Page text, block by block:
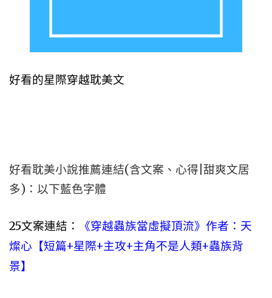
好看的星際穿越耽美文
好看耽美小說推薦連結(含文案、心得|甜爽文居
多)：以下藍色字體
25文案連結：
《穿越蟲族當虛擬頂流》作者：天
燦心【短篇+星際+主攻+主角不是人類+蟲族背
景】